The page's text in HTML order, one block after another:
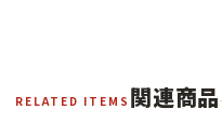
RELATED ITEMS 関連商品